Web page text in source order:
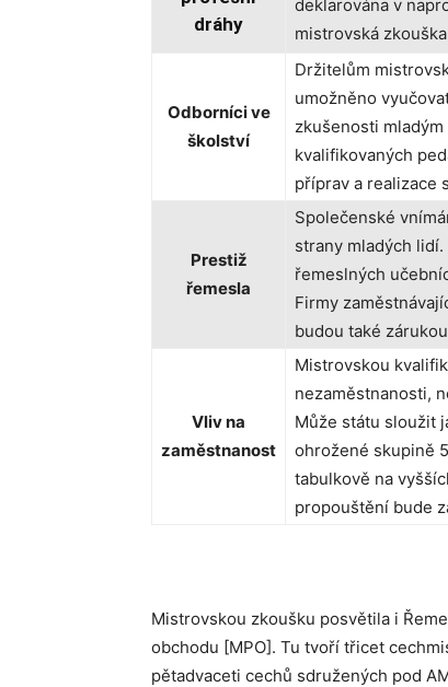
dráhy
deklarována v
mistrovská
Odborníci ve
školství
Držitelům
umožněno
zkušenosti
kvalifikovaných
příprav a realizace
Prestiž
řemesla
Společenské
strany mladých
řemeslných
Firmy
budou také
Vliv na
zaměstnanost
Mistrovskou
nezaměstnanosti,
Může státu sloužit
ohrožené skupině
tabulkově na
propouštění bude
Mistrovskou zkoušku posvětila i
obchodu [MPO]. Tu tvoří třicet
pětadvaceti cechů sdružených pod